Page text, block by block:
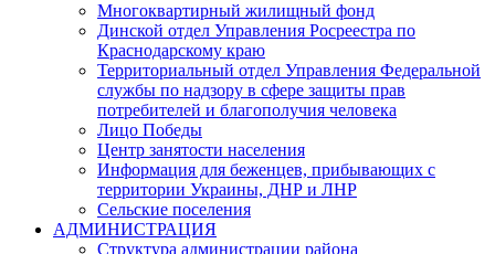
Многоквартирный жилищный фонд
Динской отдел Управления Росреестра по
Краснодарскому краю
Территориальный отдел Управления Федеральной
службы по надзору в сфере защиты прав
потребителей и благополучия человека
Лицо Победы
Центр занятости населения
Информация для беженцев, прибывающих с
территории Украины, ДНР и ЛНР
Сельские поселения
АДМИНИСТРАЦИЯ
Структура администрации района